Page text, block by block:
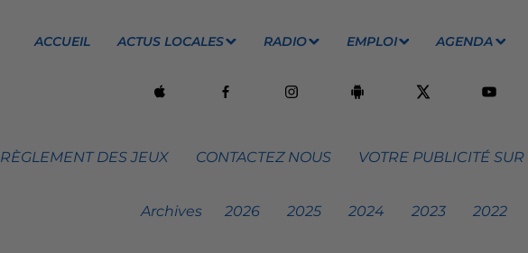
ACCUEIL ACTUS LOCALES RADIO EMPLOI AGENDA
RÈGLEMENT DES JEUX CONTACTEZ NOUS VOTRE PUBLICITÉ
Archives 2026 2025 2024 2023 2022